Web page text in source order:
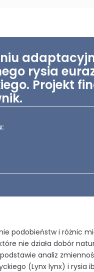
rysia
Projekt
podobieństw i różnic
nie działa dobór
analiz
(Lynx lynx) i rysia